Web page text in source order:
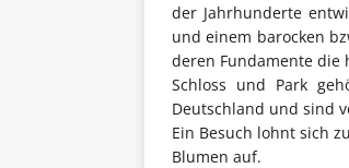
der Jahrhunderte
und einem barocken
deren Fundamente die
Schloss und Park
Deutschland und sind
Ein Besuch lohnt sich
Blumen auf.